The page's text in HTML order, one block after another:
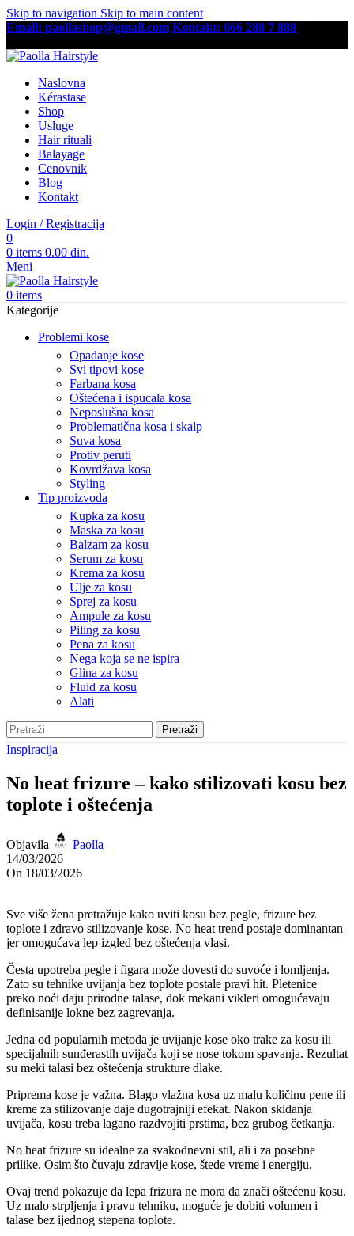
Skip to navigation Skip to main content
Email: paollashop@gmail.com Kontakt: 066 288 7 888
Naslovna
Kérastase
Shop
Usluge
Hair rituali
Balayage
Cenovnik
Blog
Kontakt
Login / Registracija
0
0 items 0.00 din.
Meni
0 items
Kategorije
Problemi kose
Opadanje kose
Svi tipovi kose
Farbana kosa
Oštećena i ispucala kosa
Neposlušna kosa
Problematična kosa i skalp
Suva kosa
Protiv peruti
Kovrdžava kosa
Styling
Tip proizvoda
Kupka za kosu
Maska za kosu
Balzam za kosu
Serum za kosu
Krema za kosu
Ulje za kosu
Sprej za kosu
Ampule za kosu
Piling za kosu
Pena za kosu
Nega koja se ne ispira
Glina za kosu
Fluid za kosu
Alati
Pretraži
Inspiracija
No heat frizure – kako stilizovati kosu bez
toplote i oštećenja
Objavila
Paolla
14/03/2026
On 18/03/2026
Sve više žena pretražuje kako uviti kosu bez pegle, frizure bez
toplote i zdravo stilizovanje kose. No heat trend postaje dominantan
jer omogućava lep izgled bez oštećenja vlasi.
Česta upotreba pegle i figara može dovesti do suvoće i lomljenja.
Zato su tehnike uvijanja bez toplote postale pravi hit. Pletenice
preko noći daju prirodne talase, dok mekani vikleri omogućavaju
definisanije lokne bez zagrevanja.
Jedna od popularnih metoda je uvijanje kose oko trake za kosu ili
specijalnih sunđerastih uvijača koji se nose tokom spavanja. Rezultat
su meki talasi bez oštećenja strukture dlake.
Priprema kose je važna. Blago vlažna kosa uz malu količinu pene ili
kreme za stilizovanje daje dugotrajniji efekat. Nakon skidanja
uvijača, kosu treba lagano razdvojiti prstima, bez grubog četkanja.
No heat frizure su idealne za svakodnevni stil, ali i za posebne
prilike. Osim što čuvaju zdravlje kose, štede vreme i energiju.
Ovaj trend pokazuje da lepa frizura ne mora da znači oštećenu kosu.
Uz malo strpljenja i pravu tehniku, moguće je dobiti volumen i
talase bez ijednog stepena toplote.